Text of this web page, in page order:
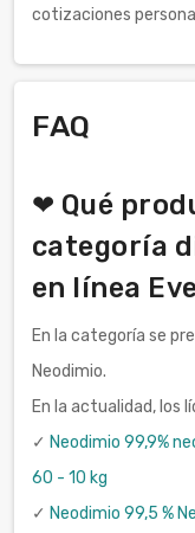
cotizaciones
FAQ
❤ Qué
categoría
en línea
En la categoría se
Neodimio.
En la actualidad, los
✓ Neodimio 99,9%
60 - 10 kg
✓ Neodimio 99,5 %